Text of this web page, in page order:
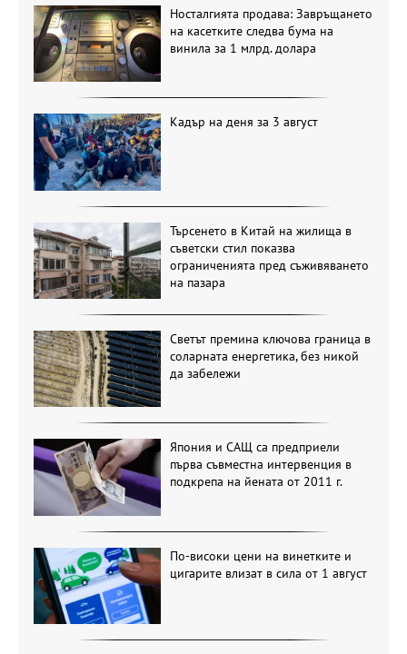
Носталгията продава: Завръщането
на касетките следва бума на
винила за 1 млрд. долара
Кадър на деня за 3 август
Търсенето в Китай на жилища в
съветски стил показва
ограниченията пред съживяването
на пазара
Светът премина ключова граница в
соларната енергетика, без никой
да забележи
Япония и САЩ са предприели
първа съвместна интервенция в
подкрепа на йената от 2011 г.
По-високи цени на винетките и
цигарите влизат в сила от 1 август